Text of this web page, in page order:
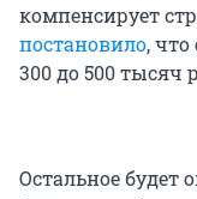
компенсирует
постановило,
300 до 500 тысяч
Остальное будет